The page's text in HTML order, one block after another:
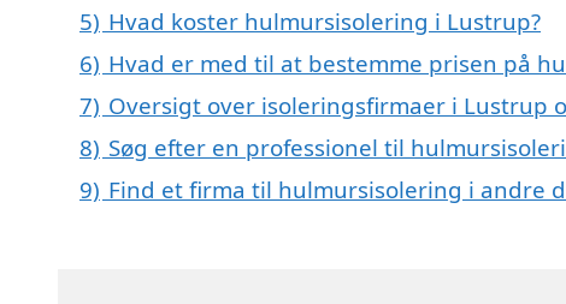
5) Hvad koster hulmursisolering i Lustrup?
6) Hvad er med til at bestemme prisen på
7) Oversigt over isoleringsfirmaer i Lustrup
8) Søg efter en professionel til
9) Find et firma til hulmursisolering i andre